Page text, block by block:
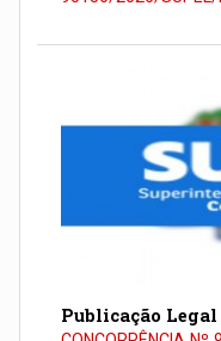
Publicação Legal